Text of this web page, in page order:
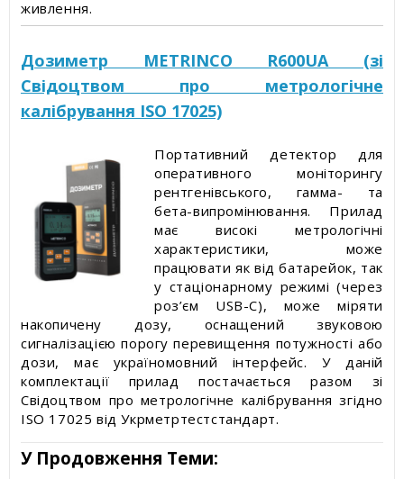
живлення.
Дозиметр METRINCO R600UA (зі
Свідоцтвом про метрологічне
калібрування ISO 17025)
Портативний детектор для
оперативного моніторингу
рентгенівського, гамма- та
бета-випромінювання. Прилад
має високі метрологічні
характеристики, може
працювати як від батарейок, так
у стаціонарному режимі (через
роз’єм USB-C), може міряти
накопичену дозу, оснащений звуковою
сигналізацією порогу перевищення потужності або
дози, має україномовний інтерфейс. У даній
комплектації прилад постачається разом зі
Свідоцтвом про метрологічне калібрування згідно
ISO 17025 від Укрметртестстандарт.
У Продовження Теми: